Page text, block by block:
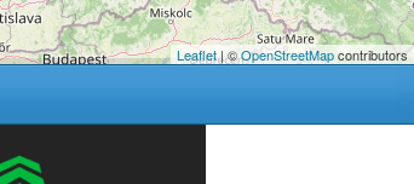
Leaflet| ©OpenStreetMapcontributors